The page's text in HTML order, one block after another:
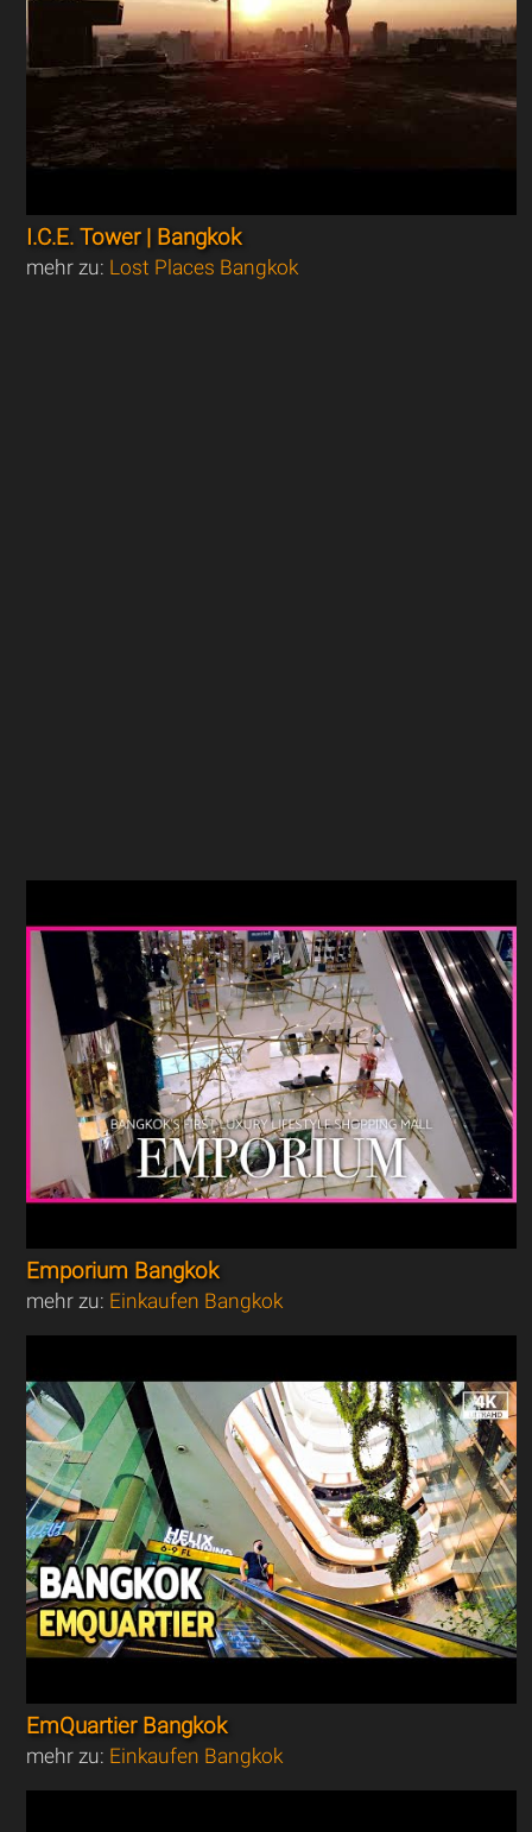
I.C.E. Tower | Bangkok
mehr zu: Lost Places Bangkok
Emporium Bangkok
mehr zu: Einkaufen Bangkok
EmQuartier Bangkok
mehr zu: Einkaufen Bangkok